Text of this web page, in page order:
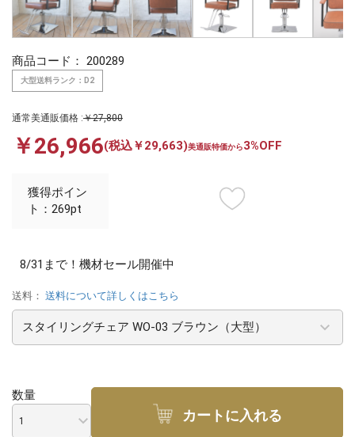
商品コード： 200289
大型送料ランク：D2
通常美通販価格 :￥27,800
￥26,966(税込￥29,663)美通販特価から3%OFF
獲得ポイン
ト：269pt
8/31まで！機材セール開催中
送料： 送料について詳しくはこちら
数量
カートに入れる